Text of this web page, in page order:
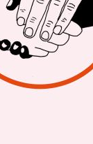
Weil
nur noch